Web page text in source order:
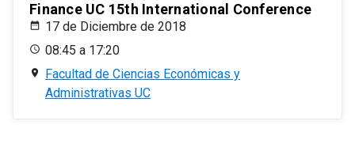
Finance UC 15th International Conference
17 de Diciembre de 2018
08:45 a 17:20
Facultad de Ciencias Económicas y
Administrativas UC